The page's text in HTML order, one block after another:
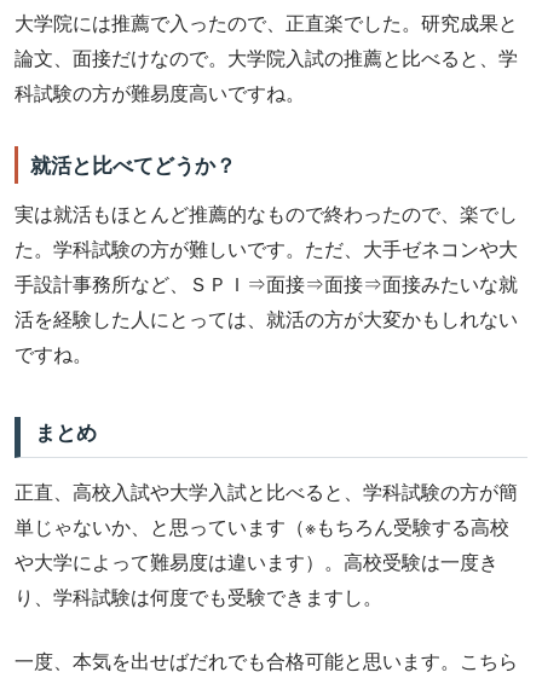
大学院には推薦で入ったので、正直楽でした。研究成果と
論文、面接だけなので。大学院入試の推薦と比べると、学
科試験の方が難易度高いですね。
就活と比べてどうか？
実は就活もほとんど推薦的なもので終わったので、楽でし
た。学科試験の方が難しいです。ただ、大手ゼネコンや大
手設計事務所など、ＳＰＩ⇒面接⇒面接⇒面接みたいな就
活を経験した人にとっては、就活の方が大変かもしれない
ですね。
まとめ
正直、高校入試や大学入試と比べると、学科試験の方が簡
単じゃないか、と思っています（※もちろん受験する高校
や大学によって難易度は違います）。高校受験は一度き
り、学科試験は何度でも受験できますし。
一度、本気を出せばだれでも合格可能と思います。こちら